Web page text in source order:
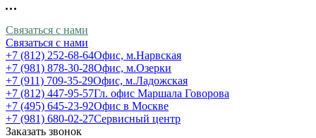
Связаться с нами
Связаться с нами
+7 (812) 252-68-64Офис, м.Нарвская
+7 (981) 878-30-28Офис, м.Озерки
+7 (911) 709-35-29Офис, м.Ладожская
+7 (812) 447-95-57Гл. офис Маршала Говорова
+7 (495) 645-23-92Офис в Москве
+7 (981) 680-02-27Сервисный центр
Заказать звонок